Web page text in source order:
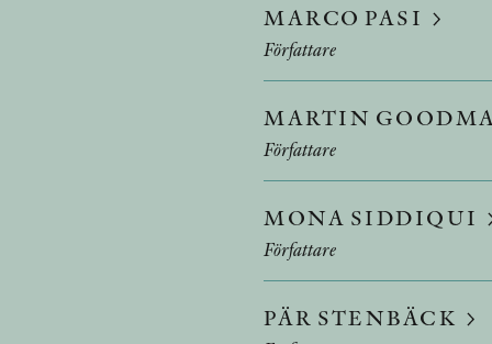
MARCO PASI
Författare
MARTIN
Författare
MONA SIDDIQUI
Författare
PÄR STENBÄCK